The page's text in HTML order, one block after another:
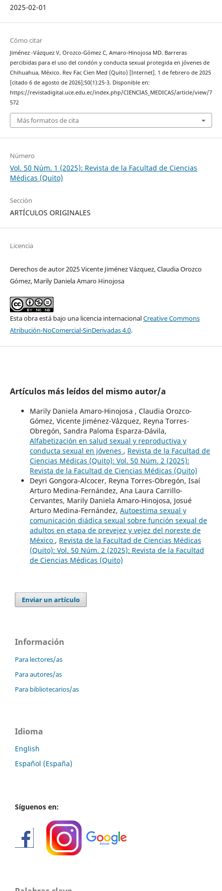
2025-02-01
Cómo citar
Jiménez -Vázquez V, Orozco-Gómez C, Amaro-Hinojosa MD. Barreras
percibidas para el uso del condón y conducta sexual protegida en jóvenes de
Chihuahua, México. Rev Fac Cien Med (Quito) [Internet]. 1 de febrero de 2025
[citado 6 de agosto de 2026];50(1):25-3. Disponible en:
https://revistadigital.uce.edu.ec/index.php/CIENCIAS_MEDICAS/article/view/7
572
Más formatos de cita
Número
Vol. 50 Núm. 1 (2025): Revista de la Facultad de Ciencias
Médicas (Quito)
Sección
ARTÍCULOS ORIGINALES
Licencia
Derechos de autor 2025 Vicente Jiménez Vázquez, Claudia Orozco
Gómez, Marily Daniela Amaro Hinojosa
Esta obra está bajo una licencia internacionalCreative Commons
Atribución-NoComercial-SinDerivadas 4.0.
Artículos más leídos del mismo autor/a
Marily Daniela Amaro-Hinojosa , Claudia Orozco-
Gómez, Vicente Jiménez-V´ázquez, Reyna Torres-
Obregón, Sandra Paloma Esparza-Dávila,
Alfabetización en salud sexual y reproductiva y
conducta sexual en jóvenes , Revista de la Facultad de
Ciencias Médicas (Quito): Vol. 50 Núm. 2 (2025):
Revista de la Facultad de Ciencias Médicas (Quito)
Deyri Gongora-Alcocer, Reyna Torres-Obregón, Isaí
Arturo Medina-Fernández, Ana Laura Carrillo-
Cervantes, Marily Daniela Amaro-Hinojosa, Josué
Arturo Medina-Fernández, Autoestima sexual y
comunicación diádica sexual sobre función sexual de
adultos en etapa de prevejez y vejez del noreste de
México , Revista de la Facultad de Ciencias Médicas
(Quito): Vol. 50 Núm. 2 (2025): Revista de la Facultad
de Ciencias Médicas (Quito)
Enviar un artículo
Información
Para lectores/as
Para autores/as
Para bibliotecarios/as
Idioma
English
Español (España)
Síguenos en: